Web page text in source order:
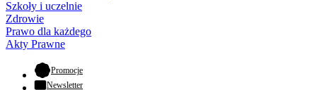
Szkoły i uczelnie
Zdrowie
Prawo dla każdego
Akty Prawne
Promocje- otwiera się w nowej karcie
Newsletter